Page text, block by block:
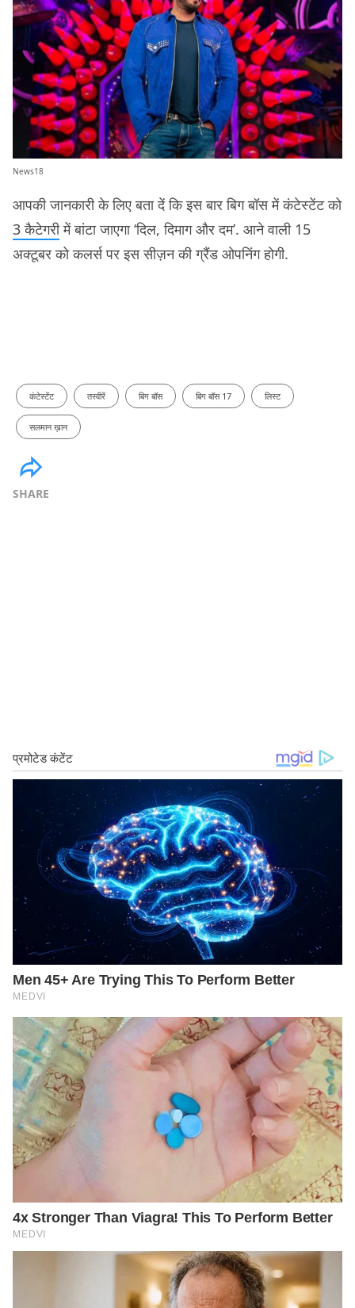
News18
आपकी जानकारी के लिए बता दें कि इस बार बिग बॉस में कंटेस्टेंट को
3 कैटेगरीमें बांटा जाएगा ‘दिल, दिमाग और दम’. आने वाली 15
अक्टूबर को कलर्स पर इस सीज़न की ग्रैंड ओपनिंग होगी.
कंटेस्टेंट तस्वीरें बिग बॉस बिग बॉस 17 लिस्ट
सलमान ख़ान
SHARE